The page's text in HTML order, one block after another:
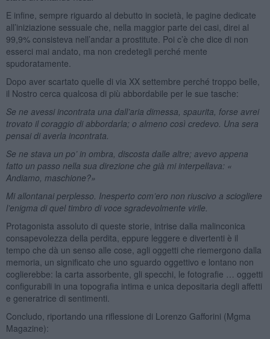
E infine, sempre riguardo al debutto in società, le pagine dedicate
all’iniziazione sessuale che, nella maggior parte dei casi, direi al
99,9% consisteva nell’andar a prostitute. Poi c’è che dice di non
esserci mai andato, ma non credetegli perché mente
spudoratamente.
Dopo aver scartato quelle di via XX settembre perché troppo belle,
il Nostro cerca qualcosa di più abbordabile per le sue tasche:
Se ne avessi incontrata una dall’aria dimessa, spaurita, forse avrei
trovato il coraggio di abbordarla; o almeno così credevo. Una sera
pensai di averla incontrata.
Se ne stava un po’ in ombra, discosta dalle altre; avevo appena
fatto un passo nella sua direzione che già mi interpellava: «
Andiamo, maschione?»
Mi allontanai perplesso. Inesperto com’ero non riuscivo a sciogliere
l’enigma di quel timbro di voce sgradevolmente virile.
Protagonista assoluto di queste storie, intrise dalla malinconica
consapevolezza della perdita, eppure leggere e divertenti è il
tempo che dà un senso alle cose, agli oggetti che riemergono dalla
memoria, un significato che uno sguardo oggettivo e lontano non
coglierebbe: la carta assorbente, gli specchi, le fotografie … oggetti
configurabili in una topografia intima e unica depositaria degli affetti
e generatrice di sentimenti.
Concludo, riportando una riflessione di Lorenzo Gafforini (Mgma
Magazine):